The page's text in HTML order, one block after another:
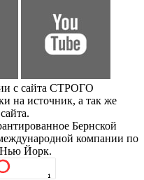
с сайта СТРОГО
на источник, а так же
Бернской
компании по
Нью Йорк.